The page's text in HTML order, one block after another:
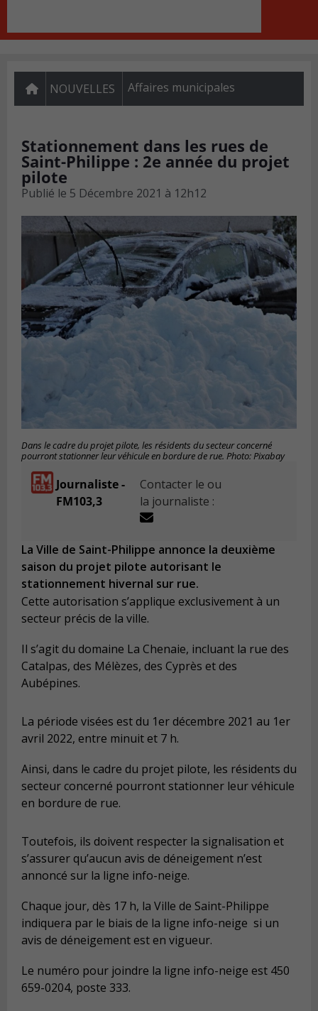
NOUVELLES Affaires municipales
Stationnement dans les rues de
Saint-Philippe : 2e année du projet
pilote
Publié le 5 Décembre 2021 à 12h12
Dans le cadre du projet pilote, les résidents du secteur concerné
pourront stationner leur véhicule en bordure de rue. Photo: Pixabay
Journaliste -
FM103,3
Contacter le ou
la journaliste :
La Ville de Saint-Philippe annonce la deuxième
saison du projet pilote autorisant le
stationnement hivernal sur rue.
Cette autorisation s’applique exclusivement à un
secteur précis de la ville.
Il s’agit du domaine La Chenaie, incluant la rue des
Catalpas, des Mélèzes, des Cyprès et des
Aubépines.
La période visées est du 1er décembre 2021 au 1er
avril 2022, entre minuit et 7 h.
Ainsi, dans le cadre du projet pilote, les résidents du
secteur concerné pourront stationner leur véhicule
en bordure de rue.
Toutefois, ils doivent respecter la signalisation et
s’assurer qu’aucun avis de déneigement n’est
annoncé sur la ligne info-neige.
Chaque jour, dès 17 h, la Ville de Saint-Philippe
indiquera par le biais de la ligne info-neige si un
avis de déneigement est en vigueur.
Le numéro pour joindre la ligne info-neige est 450
659-0204, poste 333.